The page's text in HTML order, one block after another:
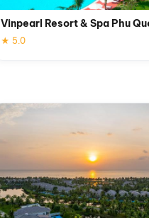
Vinpearl Resort & Spa Phu
★ 5.0